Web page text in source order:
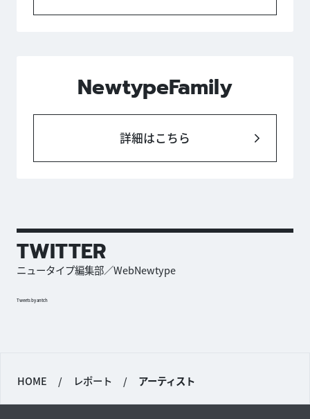
NewtypeFamily
詳細はこちら
TWITTER
ニュータイプ編集部／WebNewtype
Tweets by antch
HOME / レポート / アーティスト